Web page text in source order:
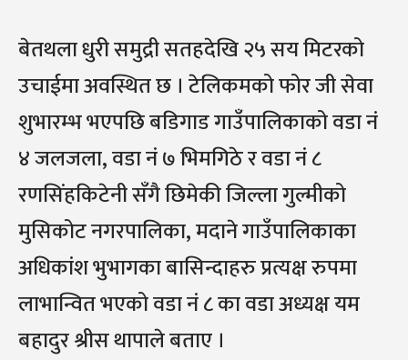
बेतथला धुरी समुद्री सतहदेखि २५ सय मिटरको
उचाईमा अवस्थित छ । टेलिकमको फोर जी सेवा
शुभारम्भ भएपछि बडिगाड गाउँपालिकाको वडा नं
४ जलजला, वडा नं ७ भिमगिठे र वडा नं ८
रणसिंहकिटेनी सँगै छिमेकी जिल्ला गुल्मीको
मुसिकोट नगरपालिका, मदाने गाउँपालिकाका
अधिकांश भुभागका बासिन्दाहरु प्रत्यक्ष रुपमा
लाभान्वित भएको वडा नं ८ का वडा अध्यक्ष यम
बहादुर श्रीस थापाले बताए ।